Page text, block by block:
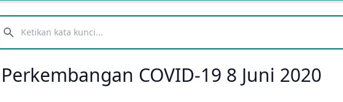
Telusuri
COVID-19 8 Juni 2020